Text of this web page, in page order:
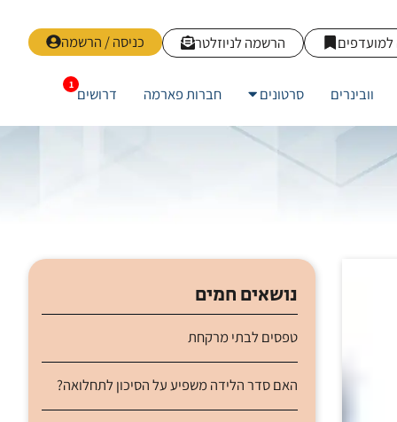
כניסה / הרשמה הרשמה לניוזלטר
וובינרים סרטונים חברות פארמה דרושים
נושאים חמים
טפסים לבתי מרקחת
האם סדר הלידה משפיע על הסיכון לתחלואה?